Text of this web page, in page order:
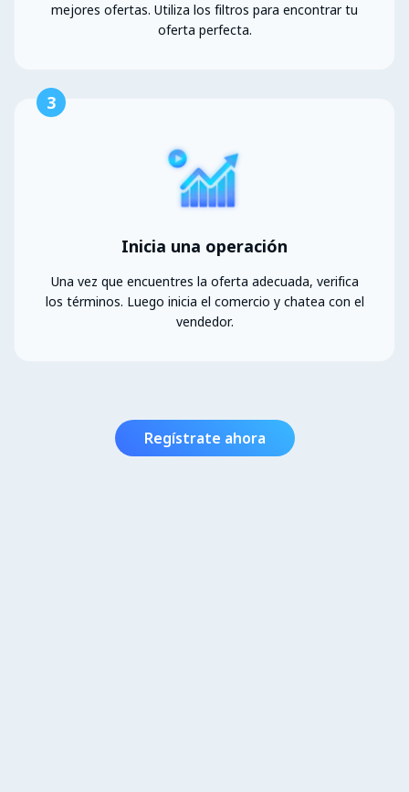
mejores ofertas. Utiliza los filtros para encontrar tu
oferta perfecta.
3
Inicia una operación
Una vez que encuentres la oferta adecuada, verifica
los términos. Luego inicia el comercio y chatea con el
vendedor.
Regístrate ahora